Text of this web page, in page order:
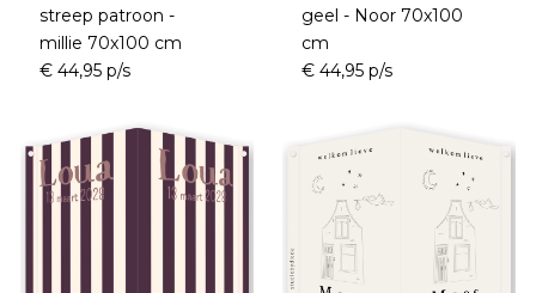
streep patroon -
millie 70x100 cm
€ 44,95 p/s
geel - Noor 70x100
cm
€ 44,95 p/s